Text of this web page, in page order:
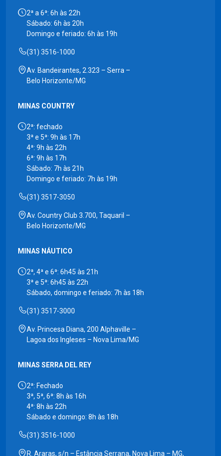
2ª a 6ª: 6h às 22h
Sábado: 6h às 20h
Domingo e feriado: 6h às 19h
(31) 3516-1000
Av. Bandeirantes, 2.323 – Serra –
Belo Horizonte/MG
MINAS COUNTRY
2ª: fechado
3ª e 5ª: 9h às 17h
4ª: 9h às 22h
6ª: 9h às 17h
Sábado: 7h às 21h
Domingo e feriado: 7h às 19h
(31) 3517-3050
Av. Country Club 3.700, Taquaril –
Belo Horizonte/MG
MINAS NÁUTICO
2ª, 4ª e 6ª: 6h45 às 21h
3ª e 5ª: 6h45 às 22h
Sábado, domingo e feriado: 7h às 18h
(31) 3517-3000
Av. Princesa Diana, 200 Alphaville –
Lagoa dos Ingleses – Nova Lima/MG
MINAS SERRA DEL REY
2ª: Fechado
3ª, 5ª, 6ª: 8h às 16h
4ª: 8h às 22h
Sábado e domingo: 8h às 18h
(31) 3516-1000
R. Araras, s/n – Estância Serrana, Nova Lima – MG,